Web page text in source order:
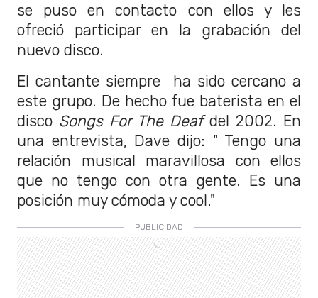
se puso en contacto con ellos y les
ofreció participar en la grabación del
nuevo disco.
El cantante siempre ha sido cercano a
este grupo. De hecho fue baterista en el
disco Songs For The Deaf del 2002. En
una entrevista, Dave dijo: " Tengo una
relación musical maravillosa con ellos
que no tengo con otra gente. Es una
posición muy cómoda y cool."